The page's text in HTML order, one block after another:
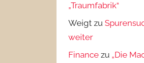
„Traumfabrik“
Weigt zu
weiter
Finance zu „Die